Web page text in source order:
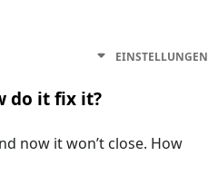
EINSTELLUNGEN
do it fix it?
now it won’t close. How